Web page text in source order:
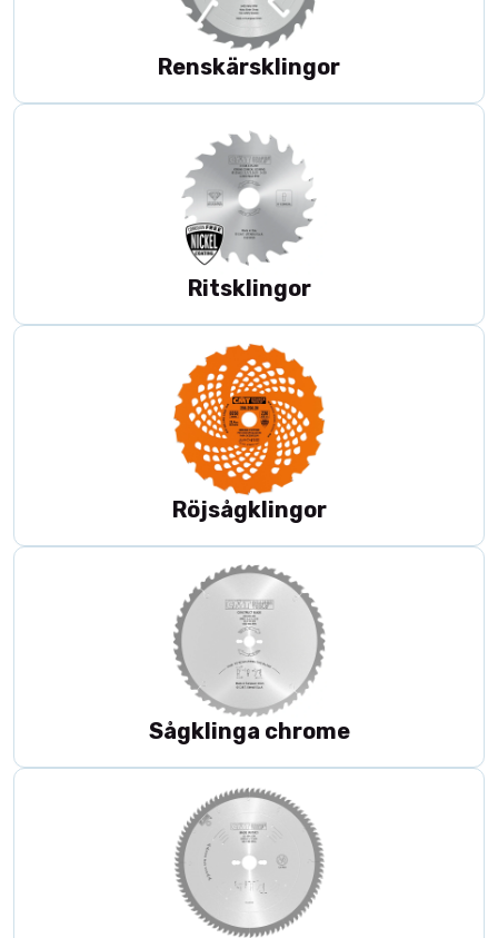
Renskärsklingor
Ritsklingor
Röjsågklingor
Sågklinga chrome